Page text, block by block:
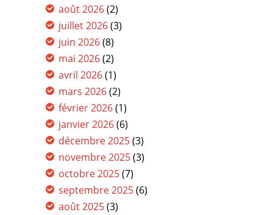
août 2026(2)
juillet 2026(3)
juin 2026(8)
mai 2026(2)
avril 2026(1)
mars 2026(2)
février 2026(1)
janvier 2026(6)
décembre 2025(3)
novembre 2025(3)
octobre 2025(7)
septembre 2025(6)
août 2025(3)